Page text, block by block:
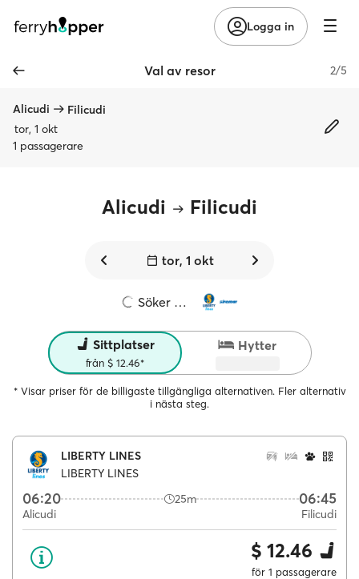
Logga in
Val av resor 2/5
Alicudi
Filicudi
tor, 1 okt
1 passagerare
Alicudi Filicudi
tor, 1 okt
Söker …
Sittplatser
från $ 12.46*
Hytter
* Visar priser för de billigaste tillgängliga alternativen. Fler alternativ
i nästa steg.
LIBERTY LINES
LIBERTY LINES
06:20 25m 06:45
Alicudi Filicudi
$ 12.46
för 1 passagerare